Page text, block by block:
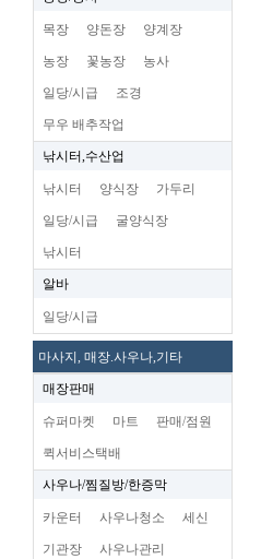
목장 양돈장 양계장
농장 꽃농장 농사
일당/시급 조경
무우 배추작업
낚시터,수산업
낚시터 양식장 가두리
일당/시급 굴양식장
낚시터
알바
일당/시급
마사지, 매장.사우나,기타
매장판매
슈퍼마켓 마트 판매/점원
퀵서비스택배
사우나/찜질방/한증막
카운터 사우나청소 세신
기관장 사우나관리